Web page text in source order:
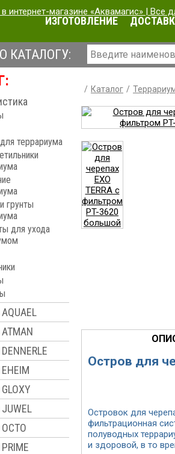
ИЗГОТОВЛЕНИЕ
КАТАЛОГУ:
террариума
грунты
для ухода
Каталог
Остров для
Островок для
фильтрационная
полуводных
и здоровой, в то